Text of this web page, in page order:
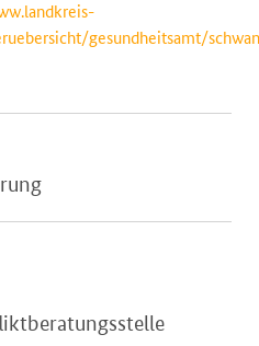
gesundheitsamt/